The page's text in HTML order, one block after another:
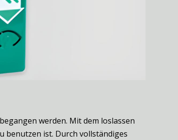
werden. Mit dem loslassen
benutzen ist. Durch vollständiges